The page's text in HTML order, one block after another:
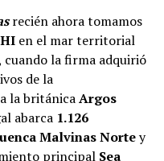
recién ahora tomamos
en el mar territorial
cuando la firma adquirió
de la
la británicaArgos
abarca 1.126
Malvinas Nortey
principal Sea